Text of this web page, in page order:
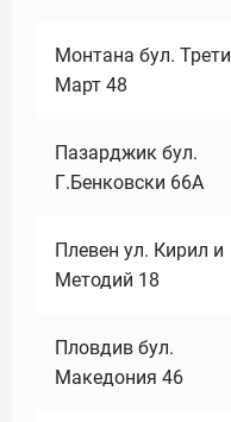
Монтана бул. Трети
Март 48
Пазарджик бул.
Г.Бенковски 66А
Плевен ул. Кирил и
Методий 18
Пловдив бул.
Македония 46